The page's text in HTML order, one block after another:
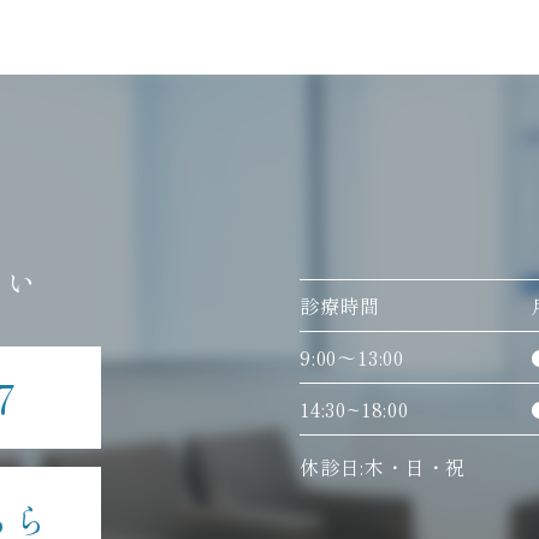
診療時間
9:00〜13:00
14:30~18:00
休診日:木・日・祝